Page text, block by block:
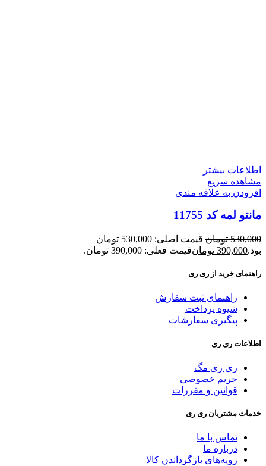
اطلاعات بیشتر
مشاهده سریع
افزودن به علاقه مندی
مانتو لمه کد 11755
530,000 تومان
قیمت اصلی: 530,000 تومان
بود.390,000 تومانقیمت فعلی: 390,000 تومان.
راهنمای خرید از ری ری
راهنمای ثبت سفارش
شیوه پرداخت
پیگیری سفارشات
اطلاعات ری ری
ری ری مگ
حریم خصوصی
قوانین و مقررات
خدمات مشتریان ری ری
تماس با ما
درباره ما
رویه‌های بازگرداندن کالا